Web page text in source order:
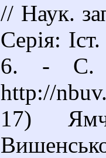
// Наук.
Серія:
6. - С.
http://
17)